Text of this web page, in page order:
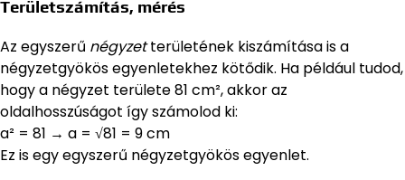
Területszámítás, mérés
Az egyszerű négyzetterületének kiszámítása is a
négyzetgyökös egyenletekhez kötődik. Ha például tudod,
hogy a négyzet területe 81 cm², akkor az
oldalhosszúságot így számolod ki:
a² = 81 → a = √81 = 9 cm
Ez is egy egyszerű négyzetgyökös egyenlet.